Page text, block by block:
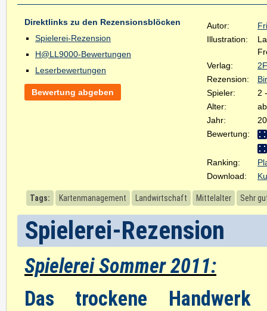
Direktlinks zu den Rezensionsblöcken
Spielerei-Rezension
H@LL9000-Bewertungen
Leserbewertungen
Bewertung abgeben
Autor:
Illustration:
Verlag:
Rezension:
Spieler:
2
Alter:
Jahr:
Bewertung:
Ranking:
Download:
Tags: Kartenmanagement Landwirtschaft Mittelalter Sehr
Spielerei-Rezension
Spielerei Sommer 2011:
Das trockene